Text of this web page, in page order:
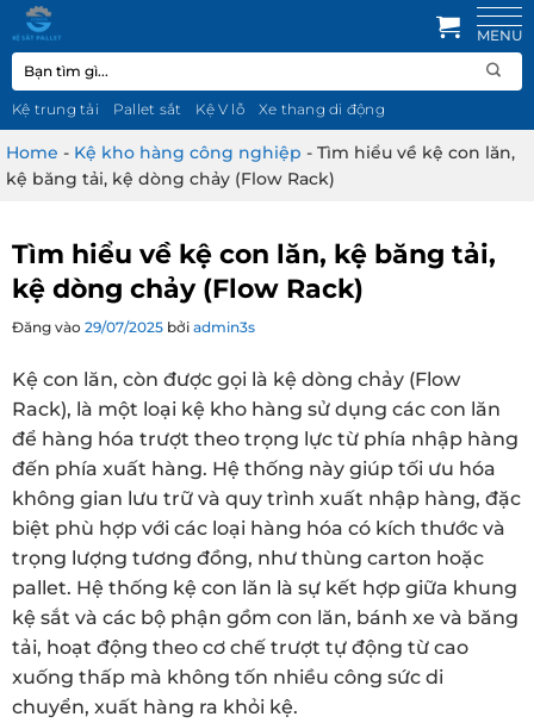
qua
nội
dung
Tìm
kiếm:
Kệ trung tải Pallet sắt Kệ V lỗ Xe thang di động
Home - Kệ kho hàng công nghiệp - Tìm hiểu về kệ con lăn,
kệ băng tải, kệ dòng chảy (Flow Rack)
Tìm hiểu về kệ con lăn, kệ băng tải,
kệ dòng chảy (Flow Rack)
Đăng vào 29/07/2025 bởi admin3s
Kệ con lăn, còn được gọi là kệ dòng chảy (Flow
Rack), là một loại kệ kho hàng sử dụng các con lăn
để hàng hóa trượt theo trọng lực từ phía nhập hàng
đến phía xuất hàng. Hệ thống này giúp tối ưu hóa
không gian lưu trữ và quy trình xuất nhập hàng, đặc
biệt phù hợp với các loại hàng hóa có kích thước và
trọng lượng tương đồng, như thùng carton hoặc
pallet. Hệ thống kệ con lăn là sự kết hợp giữa khung
kệ sắt và các bộ phận gồm con lăn, bánh xe và băng
tải, hoạt động theo cơ chế trượt tự động từ cao
xuống thấp mà không tốn nhiều công sức di
chuyển, xuất hàng ra khỏi kệ.